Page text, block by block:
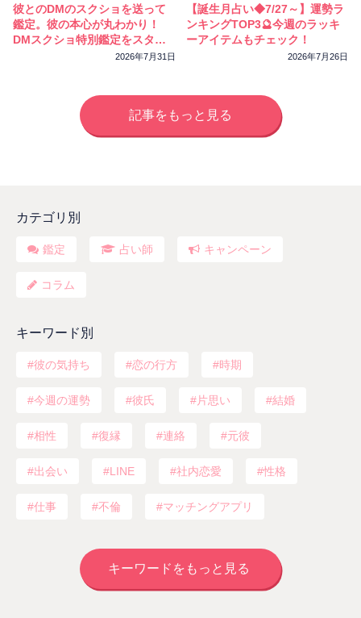
彼とのDMのスクショを送って
鑑定。彼の本心が丸わかり！
DMスクショ特別鑑定をスター
2026年7月31日
【誕生月占い◆7/27～】運勢ラ
ンキングTOP3🔮今週のラッキ
ーアイテムもチェック！
2026年7月26日
記事をもっと見る
カテゴリ別
鑑定 占い師 キャンペーン
コラム
キーワード別
彼の気持ち 恋の行方 時期
今週の運勢 彼氏 片思い 結婚
相性 復縁 連絡 元彼
出会い LINE 社内恋愛 性格
仕事 不倫 マッチングアプリ
キーワードをもっと見る